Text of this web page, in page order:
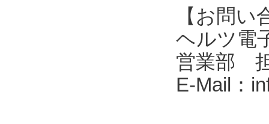
【お問い
ヘルツ電
営業部
E-Mail：